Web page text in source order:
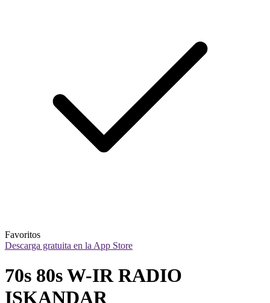
Favoritos
Descarga gratuita en la App Store
70s 80s W-IR RADIO
ISKANDAR